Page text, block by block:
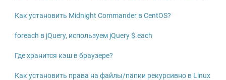
Как установить Midnight Commander в CentOS?
foreach в jQuery, используем jQuery $.each
Где хранится кэш в браузере?
Как установить права на файлы/папки рекурсивно в Linux